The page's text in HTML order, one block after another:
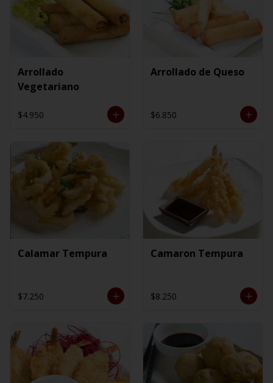
Arrollado
Vegetariano
$4.950
Arrollado de Queso
$6.850
Calamar Tempura
$7.250
Camaron Tempura
$8.250